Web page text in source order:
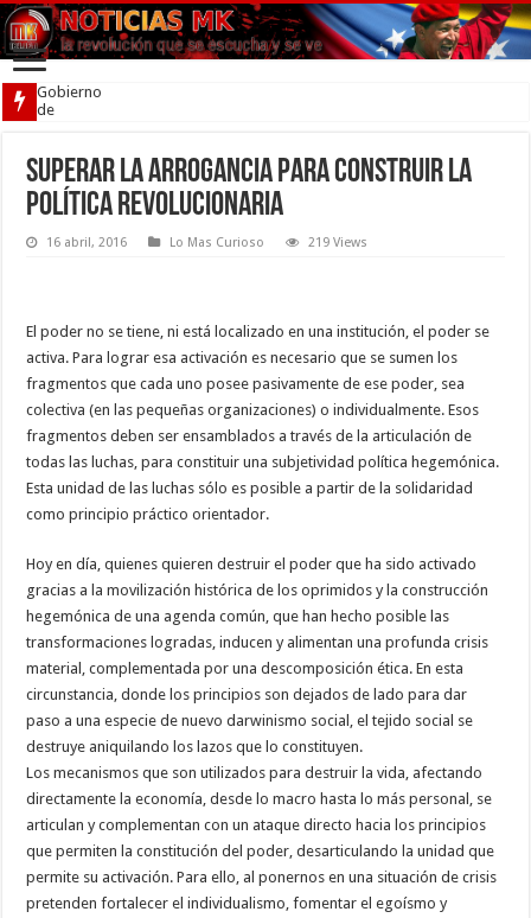
Gobierno
de
acuerdo
por la
convivencia
Superar la arrogancia para construir la
política revolucionaria
16 abril, 2016 Lo Mas Curioso 219 Views
El poder no se tiene, ni está localizado en una institución, el poder se
activa. Para lograr esa activación es necesario que se sumen los
fragmentos que cada uno posee pasivamente de ese poder, sea
colectiva (en las pequeñas organizaciones) o individualmente. Esos
fragmentos deben ser ensamblados a través de la articulación de
todas las luchas, para constituir una subjetividad política hegemónica.
Esta unidad de las luchas sólo es posible a partir de la solidaridad
como principio práctico orientador.
Hoy en día, quienes quieren destruir el poder que ha sido activado
gracias a la movilización histórica de los oprimidos y la construcción
hegemónica de una agenda común, que han hecho posible las
transformaciones logradas, inducen y alimentan una profunda crisis
material, complementada por una descomposición ética. En esta
circunstancia, donde los principios son dejados de lado para dar
paso a una especie de nuevo darwinismo social, el tejido social se
destruye aniquilando los lazos que lo constituyen.
Los mecanismos que son utilizados para destruir la vida, afectando
directamente la economía, desde lo macro hasta lo más personal, se
articulan y complementan con un ataque directo hacia los principios
que permiten la constitución del poder, desarticulando la unidad que
permite su activación. Para ello, al ponernos en una situación de crisis
pretenden fortalecer el individualismo, fomentar el egoísmo y